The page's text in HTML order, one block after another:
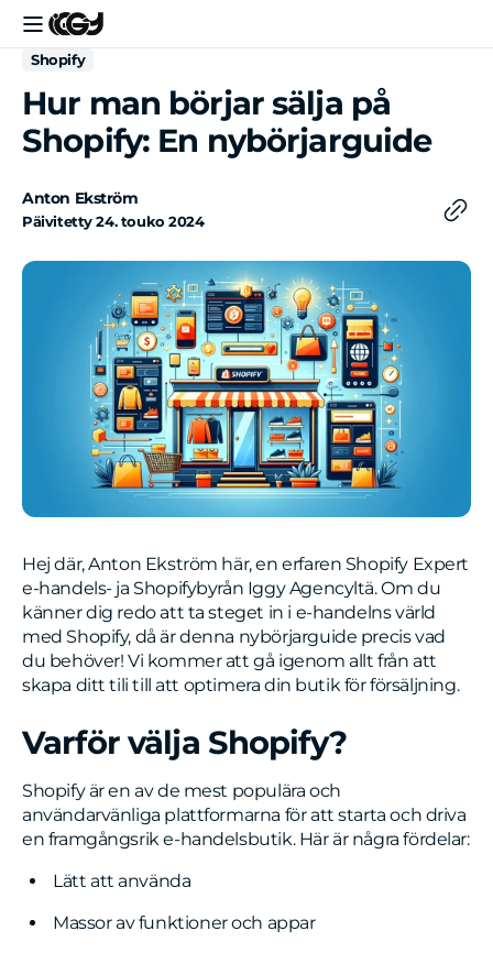
Siirry
sisältöön
Shopify
Hur man börjar sälja på
Shopify: En nybörjarguide
Anton Ekström
Päivitetty24. touko 2024
Hej där, Anton Ekström här, en erfaren Shopify Expert
e-handels- ja Shopifybyrån Iggy Agencyltä. Om du
känner dig redo att ta steget in i e-handelns värld
med Shopify, då är denna nybörjarguide precis vad
du behöver! Vi kommer att gå igenom allt från att
skapa ditt tili till att optimera din butik för försäljning.
Varför välja Shopify?
Shopify är en av de mest populära och
användarvänliga plattformarna för att starta och driva
en framgångsrik e-handelsbutik. Här är några fördelar:
Lätt att använda
Massor av funktioner och appar